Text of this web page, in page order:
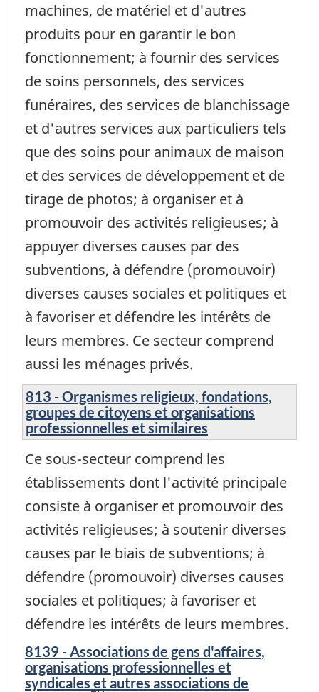
machines, de matériel et d'autres
produits pour en garantir le bon
fonctionnement; à fournir des services
de soins personnels, des services
funéraires, des services de blanchissage
et d'autres services aux particuliers tels
que des soins pour animaux de maison
et des services de développement et de
tirage de photos; à organiser et à
promouvoir des activités religieuses; à
appuyer diverses causes par des
subventions, à défendre (promouvoir)
diverses causes sociales et politiques et
à favoriser et défendre les intérêts de
leurs membres. Ce secteur comprend
aussi les ménages privés.
813 - Organismes religieux, fondations,
groupes de citoyens et organisations
professionnelles et similaires
Ce sous-secteur comprend les
établissements dont l'activité principale
consiste à organiser et promouvoir des
activités religieuses; à soutenir diverses
causes par le biais de subventions; à
défendre (promouvoir) diverses causes
sociales et politiques; à favoriser et
défendre les intérêts de leurs membres.
8139 - Associations de gens d'affaires,
organisations professionnelles et
syndicales et autres associations de